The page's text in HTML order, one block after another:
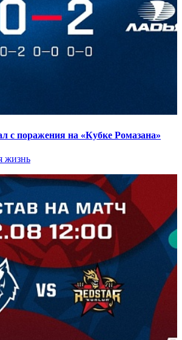
с поражения на «Кубке Ромазана»
жизнь